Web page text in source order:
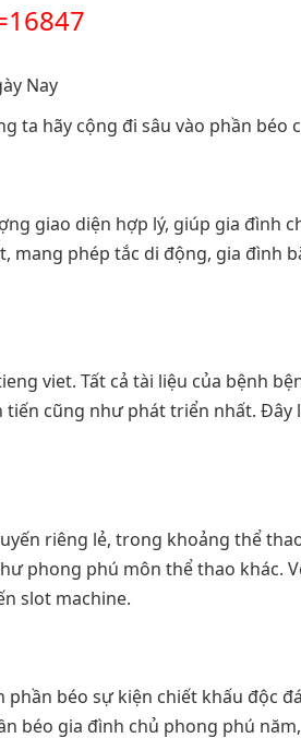
ta hãy cộng đi sâu vào phần béo
giao diện hợp lý, giúp gia đình
phép tắc di động, gia đình
viet. Tất cả tài liệu của bệnh
cũng như phát triển nhất.
riêng lẻ, trong khoảng thể
phong phú môn thể thao khác.
slot machine.
béo sự kiện chiết khấu độc
béo gia đình chủ phong phú